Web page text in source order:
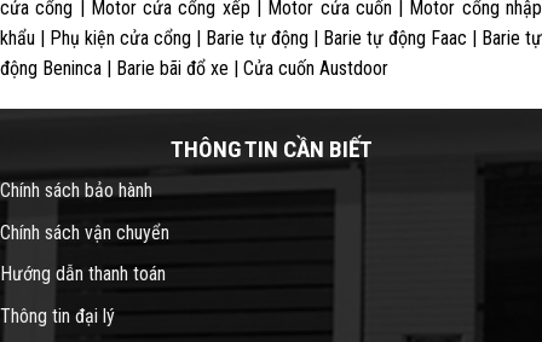
cửa cổng | Motor cửa cổng xếp | Motor cửa cuốn | Motor cổng nhập
khẩu | Phụ kiện cửa cổng | Barie tự động | Barie tự động Faac | Barie tự
động Beninca | Barie bãi đổ xe | Cửa cuốn Austdoor
THÔNG TIN CẦN BIẾT
Chính sách bảo hành
Chính sách vận chuyển
Hướng dẫn thanh toán
Thông tin đại lý